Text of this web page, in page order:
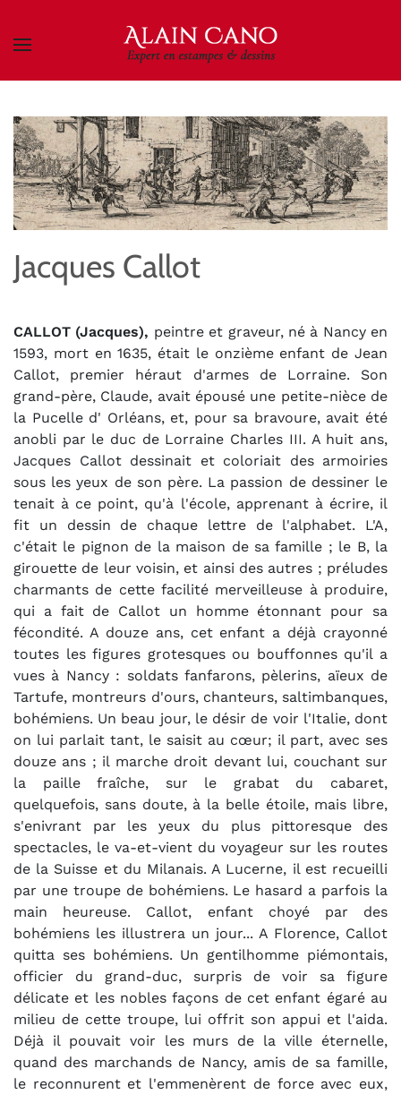
Skip to main content
Jacques Callot
CALLOT (Jacques), peintre et graveur, né à Nancy en
1593, mort en 1635, était le onzième enfant de Jean
Callot, premier héraut d'armes de Lorraine. Son
grand-père, Claude, avait épousé une petite-nièce de
la Pucelle d' Orléans, et, pour sa bravoure, avait été
anobli par le duc de Lorraine Charles III. A huit ans,
Jacques Callot dessinait et coloriait des armoiries
sous les yeux de son père. La passion de dessiner le
tenait à ce point, qu'à l'école, apprenant à écrire, il
fit un dessin de chaque lettre de l'alphabet. L'A,
c'était le pignon de la maison de sa famille ; le B, la
girouette de leur voisin, et ainsi des autres ; préludes
charmants de cette facilité merveilleuse à produire,
qui a fait de Callot un homme étonnant pour sa
fécondité. A douze ans, cet enfant a déjà crayonné
toutes les figures grotesques ou bouffonnes qu'il a
vues à Nancy : soldats fanfarons, pèlerins, aïeux de
Tartufe, montreurs d'ours, chanteurs, saltimbanques,
bohémiens. Un beau jour, le désir de voir l'Italie, dont
on lui parlait tant, le saisit au cœur; il part, avec ses
douze ans ; il marche droit devant lui, couchant sur
la paille fraîche, sur le grabat du cabaret,
quelquefois, sans doute, à la belle étoile, mais libre,
s'enivrant par les yeux du plus pittoresque des
spectacles, le va-et-vient du voyageur sur les routes
de la Suisse et du Milanais. A Lucerne, il est recueilli
par une troupe de bohémiens. Le hasard a parfois la
main heureuse. Callot, enfant choyé par des
bohémiens les illustrera un jour... A Florence, Callot
quitta ses bohémiens. Un gentilhomme piémontais,
officier du grand-duc, surpris de voir sa figure
délicate et les nobles façons de cet enfant égaré au
milieu de cette troupe, lui offrit son appui et l'aida.
Déjà il pouvait voir les murs de la ville éternelle,
quand des marchands de Nancy, amis de sa famille,
le reconnurent et l'emmenèrent de force avec eux,